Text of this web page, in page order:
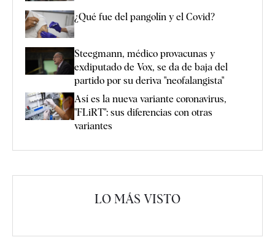
¿Qué fue del pangolín y el Covid?
Steegmann, médico provacunas y
exdiputado de Vox, se da de baja del
partido por su deriva "neofalangista"
Así es la nueva variante coronavirus,
"FLiRT": sus diferencias con otras
variantes
LO MÁS VISTO